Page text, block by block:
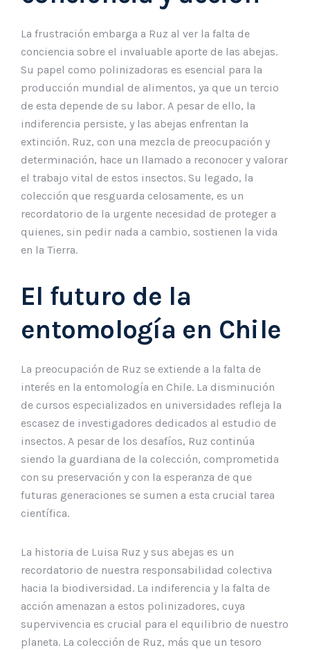
La frustración embarga a Ruz al ver la falta de
conciencia sobre el invaluable aporte de las abejas.
Su papel como polinizadoras es esencial para la
producción mundial de alimentos, ya que un tercio
de esta depende de su labor. A pesar de ello, la
indiferencia persiste, y las abejas enfrentan la
extinción. Ruz, con una mezcla de preocupación y
determinación, hace un llamado a reconocer y valorar
el trabajo vital de estos insectos. Su legado, la
colección que resguarda celosamente, es un
recordatorio de la urgente necesidad de proteger a
quienes, sin pedir nada a cambio, sostienen la vida
en la Tierra.
El futuro de la
entomología en Chile
La preocupación de Ruz se extiende a la falta de
interés en la entomología en Chile. La disminución
de cursos especializados en universidades refleja la
escasez de investigadores dedicados al estudio de
insectos. A pesar de los desafíos, Ruz continúa
siendo la guardiana de la colección, comprometida
con su preservación y con la esperanza de que
futuras generaciones se sumen a esta crucial tarea
científica.
La historia de Luisa Ruz y sus abejas es un
recordatorio de nuestra responsabilidad colectiva
hacia la biodiversidad. La indiferencia y la falta de
acción amenazan a estos polinizadores, cuya
supervivencia es crucial para el equilibrio de nuestro
planeta. La colección de Ruz, más que un tesoro